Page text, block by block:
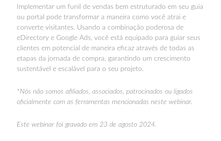
Implementar um funil de vendas bem estruturado em seu guia
ou portal pode transformar a maneira como você atrai e
converte visitantes. Usando a combinação poderosa de
eDirectory e Google Ads, você está equipado para guiar seus
clientes em potencial de maneira eficaz através de todas as
etapas da jornada de compra, garantindo um crescimento
sustentável e escalável para o seu projeto.
*Nós não somos afiliados, associados, patrocinados ou ligados
oficialmente com as ferramentas mencionadas neste webinar.
Este webinar foi gravado em 23 de agosto 2024.